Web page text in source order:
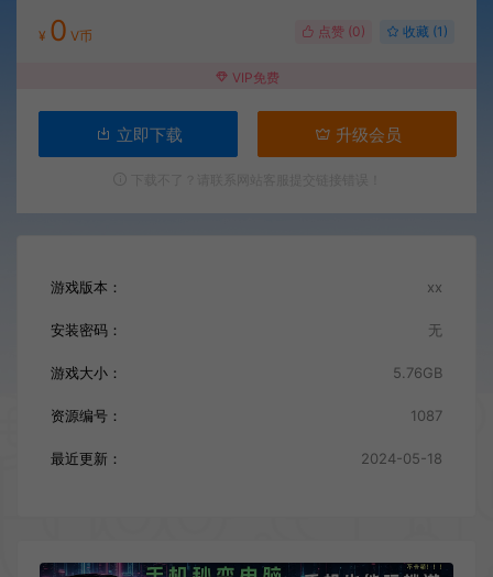
¥ 0 V币 点赞 (0) 收藏 (1)
VIP免费
立即下载 升级会员
游戏版本： xx
安装密码： 无
游戏大小： 5.76GB
资源编号： 1087
最近更新： 2024-05-18